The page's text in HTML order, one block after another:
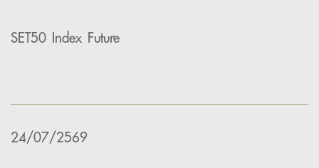
SET50 Index Future
24/07/2569